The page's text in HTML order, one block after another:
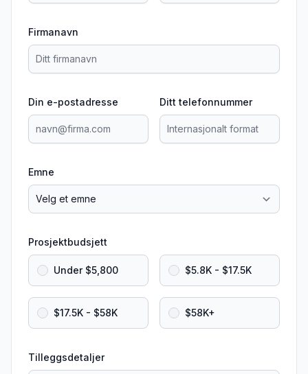
Firmanavn
Din e-postadresse Ditt telefonnummer
Emne
Prosjektbudsjett
Under $5,800 $5.8K - $17.5K
$17.5K - $58K $58K+
Tilleggsdetaljer